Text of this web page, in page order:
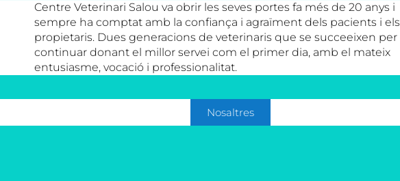
Centre Veterinari Salou va obrir les seves portes fa més de 20 anys i
sempre ha comptat amb la confiança i agraïment dels pacients i els
propietaris. Dues generacions de veterinaris que se succeeixen per
continuar donant el millor servei com el primer dia, amb el mateix
entusiasme, vocació i professionalitat.
Nosaltres